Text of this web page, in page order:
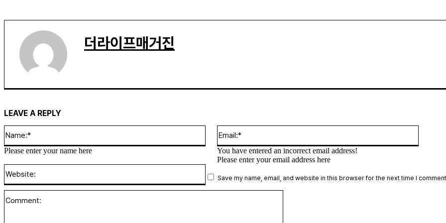
더라이프매거진
LEAVE A REPLY
Please enter your name here
You have entered an incorrect email address!
Please enter your email address here
Save my name, email, and website in this browser for the next time I